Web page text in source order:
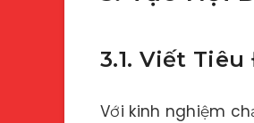
3.1. Viết
Với kinh nghiệm